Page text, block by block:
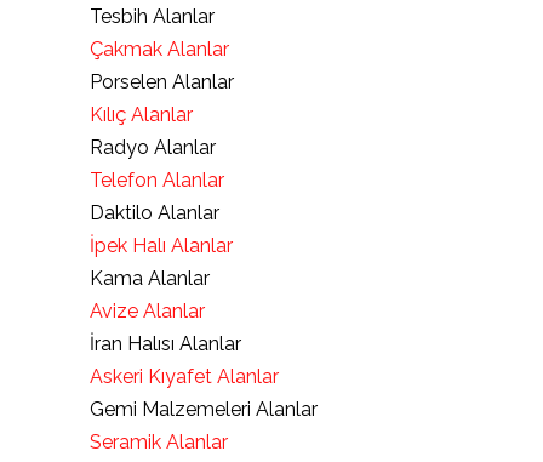
Tesbih Alanlar
Çakmak Alanlar
Porselen Alanlar
Kılıç Alanlar
Radyo Alanlar
Telefon Alanlar
Daktilo Alanlar
İpek Halı Alanlar
Kama Alanlar
Avize Alanlar
İran Halısı Alanlar
Askeri Kıyafet Alanlar
Gemi Malzemeleri Alanlar
Seramik Alanlar